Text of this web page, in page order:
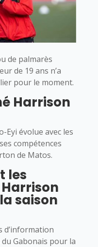
de palmarès
de 19 ans n’a
pour le moment.
Harrison
Eyi évolue avec les
compétences
de Matos.
les
saison
d’information
Gabonais pour la